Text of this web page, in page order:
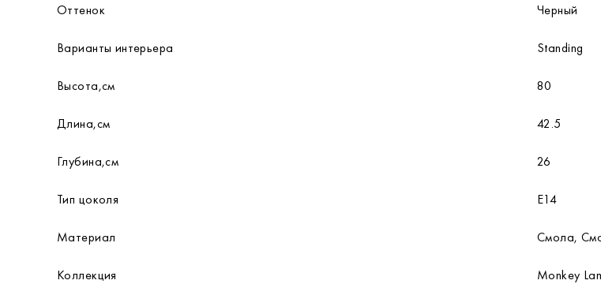
Оттенок Черный
Варианты интерьера Standing
Высота,см 80
Длина,см 42.5
Глубина,см 26
Тип цоколя E14
Материал Смола,
Коллекция Monkey